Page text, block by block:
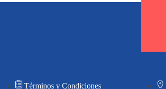
Términos y Condiciones